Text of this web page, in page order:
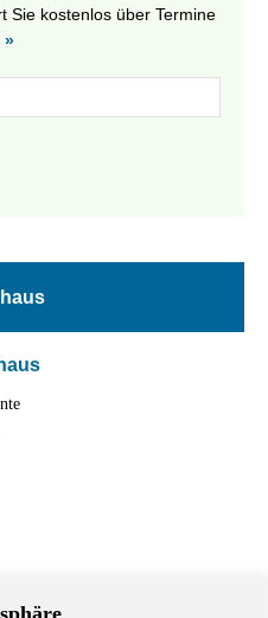
Sie kostenlos über Termine
»